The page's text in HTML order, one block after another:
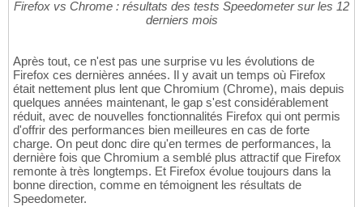
Firefox vs Chrome : résultats des tests Speedometer sur les 12
derniers mois
Après tout, ce n'est pas une surprise vu les évolutions de
Firefox ces dernières années. Il y avait un temps où Firefox
était nettement plus lent que Chromium (Chrome), mais depuis
quelques années maintenant, le gap s'est considérablement
réduit, avec de nouvelles fonctionnalités Firefox qui ont permis
d'offrir des performances bien meilleures en cas de forte
charge. On peut donc dire qu'en termes de performances, la
dernière fois que Chromium a semblé plus attractif que Firefox
remonte à très longtemps. Et Firefox évolue toujours dans la
bonne direction, comme en témoignent les résultats de
Speedometer.